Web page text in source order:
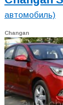
автомобиль)
Changan